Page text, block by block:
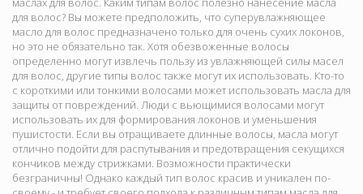
для волос? Вы можете предположить, что суперувлажняющее
масло для волос предназначено только для очень сухих локонов,
но это не обязательно так. Хотя обезвоженные волосы
определенно могут извлечь пользу из увлажняющей силы масел
для волос, другие типы волос также могут их использовать. Кто-то
с короткими или тонкими волосами может использовать масла для
защиты от повреждений. Люди с вьющимися волосами могут
использовать их для формирования локонов и уменьшения
пушистости. Если вы отращиваете длинные волосы, масла могут
отлично подойти для распутывания и предотвращения секущихся
кончиков между стрижками. Возможности практически
безграничны! Однако каждый тип волос красив и уникален по-